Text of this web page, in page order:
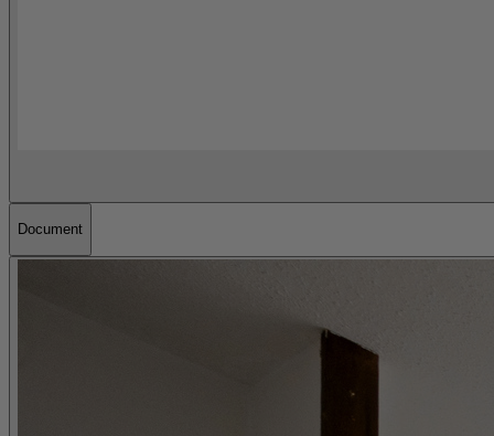
Document